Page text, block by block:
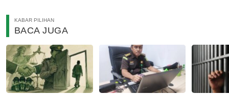
KABAR PILIHAN
BACA JUGA